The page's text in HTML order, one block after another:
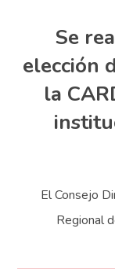
Se
elección
la
El Consejo
Regional